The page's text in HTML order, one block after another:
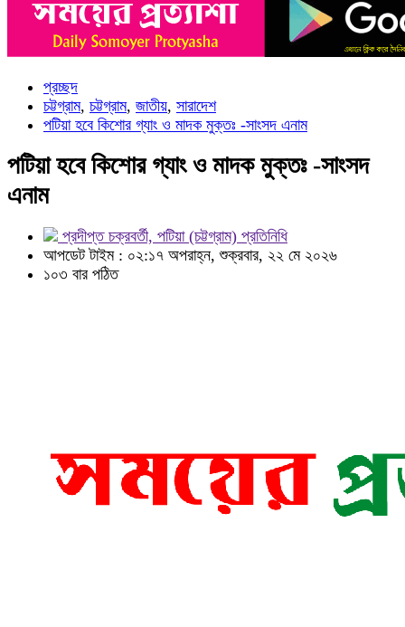
প্রচ্ছদ
চট্টগ্রাম, চট্টগ্রাম, জাতীয়, সারাদেশ
পটিয়া হবে কিশোর গ্যাং ও মাদক মুক্তঃ -সাংসদ এনাম
পটিয়া হবে কিশোর গ্যাং ও মাদক মুক্তঃ -সাংসদ
এনাম
প্রদীপ্ত চক্রবর্তী, পটিয়া (চট্টগ্রাম) প্রতিনিধি
আপডেট টাইম : ০২:১৭ অপরাহ্ন, শুক্রবার, ২২ মে ২০২৬
১০৩ বার পঠিত